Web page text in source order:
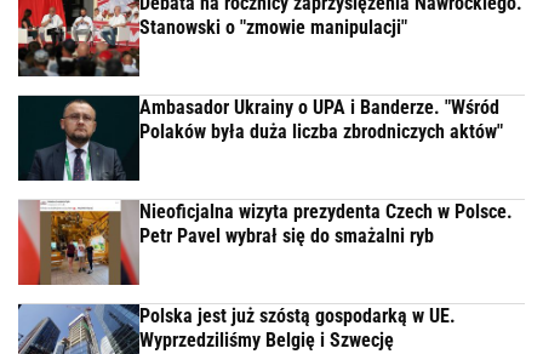
Stanowski o "zmowie manipulacji"
Ambasador Ukrainy o UPA i Banderze. "Wśród
Polaków była duża liczba zbrodniczych aktów"
Nieoficjalna wizyta prezydenta Czech w Polsce.
Petr Pavel wybrał się do smażalni ryb
Polska jest już szóstą gospodarką w UE.
Wyprzedziliśmy Belgię i Szwecję